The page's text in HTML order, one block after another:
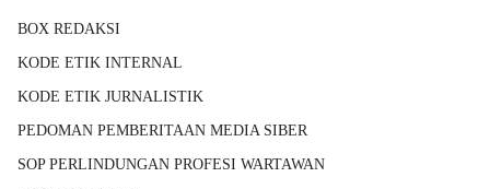
BOX REDAKSI
KODE ETIK INTERNAL
KODE ETIK JURNALISTIK
PEDOMAN PEMBERITAAN MEDIA SIBER
SOP PERLINDUNGAN PROFESI WARTAWAN